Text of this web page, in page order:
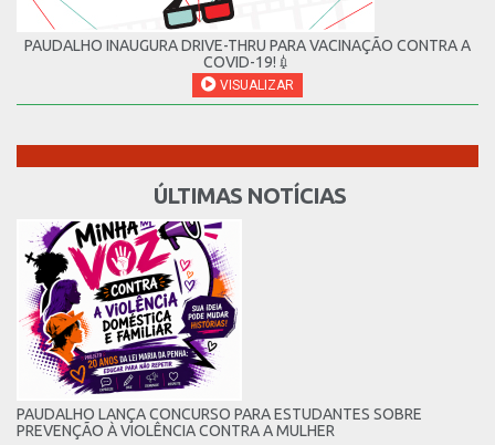
PAUDALHO INAUGURA DRIVE-THRU PARA VACINAÇÃO CONTRA A
COVID-19!💉
VISUALIZAR
ÚLTIMAS NOTÍCIAS
PAUDALHO LANÇA CONCURSO PARA ESTUDANTES SOBRE
PREVENÇÃO À VIOLÊNCIA CONTRA A MULHER